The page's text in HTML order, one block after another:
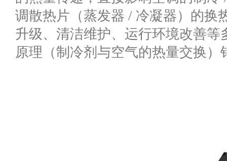
调散热片（蒸发器 / 冷凝器）的换
升级、清洁维护、运行环境改善
原理（制冷剂与空气的热量交换